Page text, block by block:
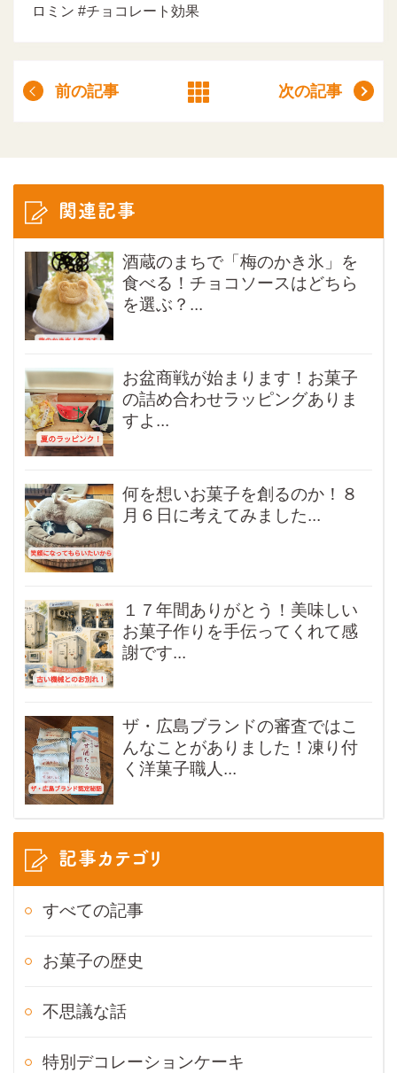
ロミン #チョコレート効果
前の記事 次の記事
関連記事
酒蔵のまちで「梅のかき氷」を
食べる！チョコソースはどちら
を選ぶ？...
お盆商戦が始まります！お菓子
の詰め合わせラッピングありま
すよ...
何を想いお菓子を創るのか！８
月６日に考えてみました...
１７年間ありがとう！美味しい
お菓子作りを手伝ってくれて感
謝です...
ザ・広島ブランドの審査ではこ
んなことがありました！凍り付
く洋菓子職人...
記事カテゴリ
すべての記事
お菓子の歴史
不思議な話
特別デコレーションケーキ